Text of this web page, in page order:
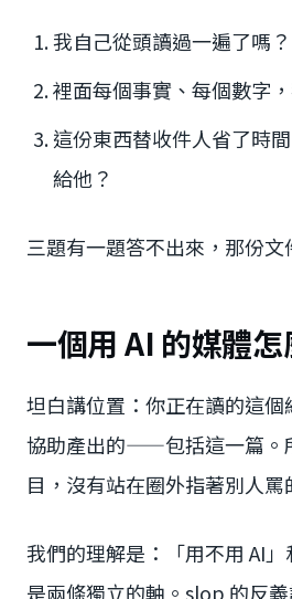
我自己從頭讀過一遍了嗎？
裡面每個事實、每個數字
這份東西替收件人省了時
給他？
三題有一題答不出來，那份文
一個用 AI 的媒體
坦白講位置：你正在讀的這個
協助產出的——包括這一篇。
目，沒有站在圈外指著別人罵
我們的理解是：「用不用 AI」
是兩條獨立的軸。slop 的反